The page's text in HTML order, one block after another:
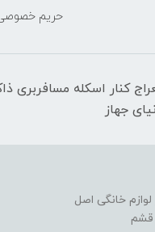
حریم
لوازم خانگی اصل
قشم